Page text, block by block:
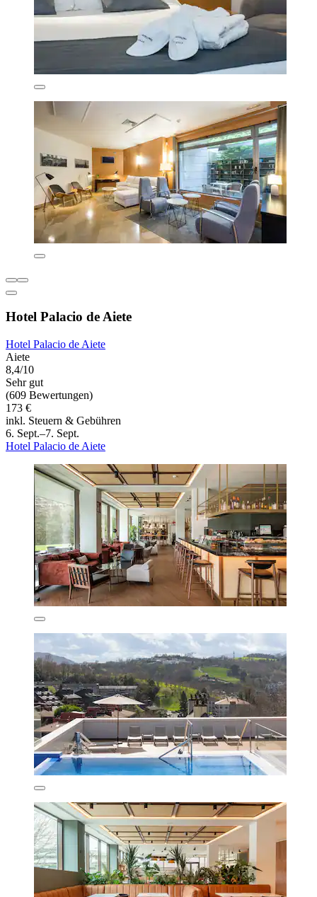
Hotel Palacio de Aiete
Hotel Palacio de Aiete
Aiete
8,4/10
Sehr gut
(609 Bewertungen)
173 €
inkl. Steuern & Gebühren
6. Sept.–7. Sept.
Hotel Palacio de Aiete